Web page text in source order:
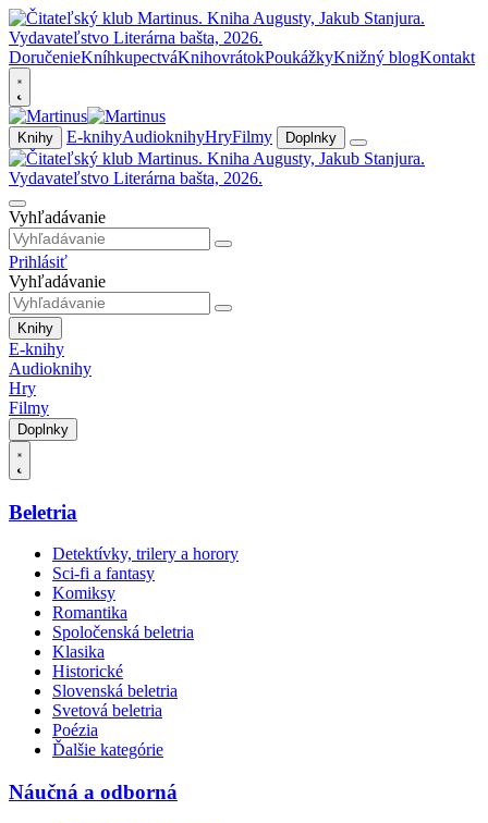
DoručenieKníhkupectváKnihovrátokPoukážkyKnižný blogKontakt
Knihy E-knihyAudioknihyHryFilmy Doplnky
Vyhľadávanie
Prihlásiť
Vyhľadávanie
Knihy
E-knihy
Audioknihy
Hry
Filmy
Doplnky
Beletria
Detektívky, trilery a horory
Sci-fi a fantasy
Komiksy
Romantika
Spoločenská beletria
Klasika
Historické
Slovenská beletria
Svetová beletria
Poézia
Ďalšie kategórie
Náučná a odborná